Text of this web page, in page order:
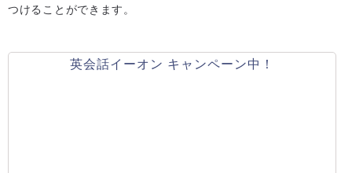
つけることができます。
英会話イーオン キャンペーン中！